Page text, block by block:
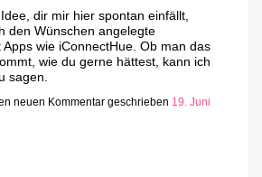
dir mir hier spontan einfällt,
den Wünschen angelegte
wie iConnectHue. Ob man das
wie du gerne hättest, kann ich
sagen.
neuen Kommentar geschrieben 19. Juni